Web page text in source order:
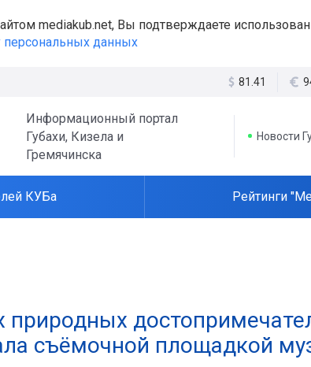
mediakub.net, Вы подтверждаете
персональных данных
81.41
Информационный портал
Губахи, Кизела и
Гремячинска
Новости
КУБа Рейтинги
природных
съёмочной площадкой